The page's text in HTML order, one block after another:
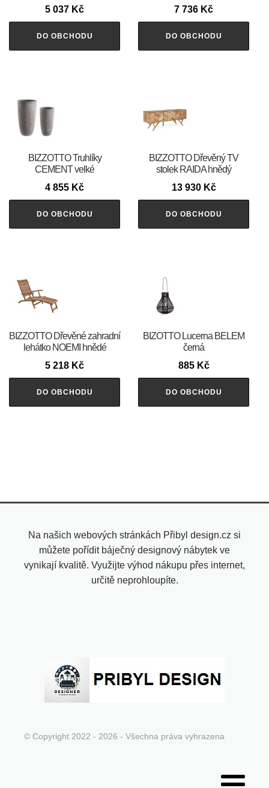
5 037 Kč
DO OBCHODU
7 736 Kč
DO OBCHODU
BIZZOTTO Truhlíky
CEMENT velké
4 855 Kč
DO OBCHODU
BIZZOTTO Dřevěný TV
stolek RAIDA hnědý
13 930 Kč
DO OBCHODU
BIZZOTTO Dřevěné zahradní
lehátko NOEMI hnědé
5 218 Kč
DO OBCHODU
BIZOTTO Lucerna BELEM
černá
885 Kč
DO OBCHODU
Na našich webových stránkách Přibyl design.cz si
můžete pořídit báječný designový nábytek ve
vynikají kvalitě. Využijte výhod nákupu přes internet,
určitě neprohloupíte.
© Copyright 2022 - 2026 - Všechna práva vyhrazena